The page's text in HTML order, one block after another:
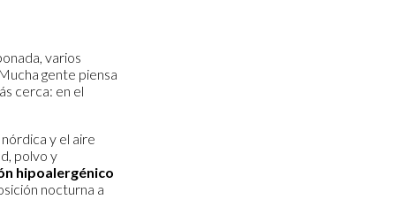
varios
gente piensa
cerca: en el
y el aire
polvo y
hipoalergénico
nocturna a